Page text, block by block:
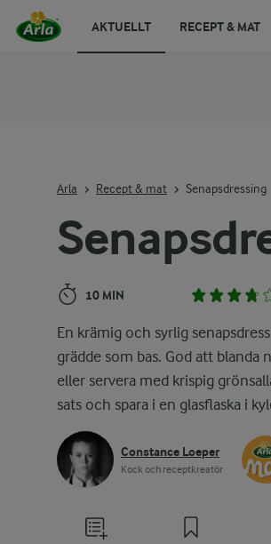
10 MIN
En krämig och syrlig
grädde som bas. God att blanda
eller servera med krispig
sats och spara i en glasflaska i
Constance Loeper
Kock och receptkreatör
Arla Recept & mat Senapsdressing
AKTUELLT RECEPT & MAT